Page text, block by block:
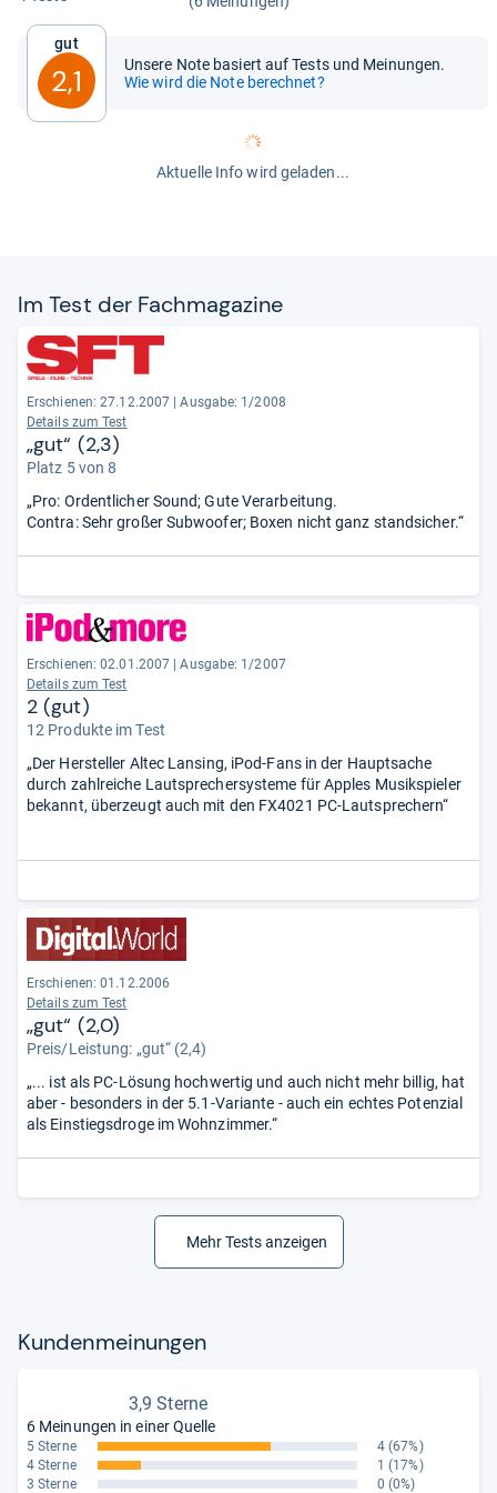
Gut
2,1
Unsere Note basiert auf Tests und Meinungen.
Wie wird die Note berechnet?
Aktuelle Info wird geladen...
Im Test der Fach­ma­ga­zine
Erschienen: 27.12.2007
Ausgabe: 1/2008
Details zum Test
„gut“ (2,3)
Platz 5 von 8
„Pro: Ordentlicher Sound; Gute Verarbeitung.
Contra: Sehr großer Subwoofer; Boxen nicht ganz standsicher.“
Erschienen: 02.01.2007
Ausgabe: 1/2007
Details zum Test
2 (gut)
12 Produkte im Test
„Der Hersteller Altec Lansing, iPod-Fans in der Hauptsache
durch zahlreiche Lautsprechersysteme für Apples Musikspieler
bekannt, überzeugt auch mit den FX4021 PC-Lautsprechern“
Erschienen: 01.12.2006
Details zum Test
„gut“ (2,0)
Preis/Leistung: „gut“ (2,4)
„... ist als PC-Lösung hochwertig und auch nicht mehr billig, hat
aber - besonders in der 5.1-Variante - auch ein echtes Potenzial
als Einstiegsdroge im Wohnzimmer.“
Mehr Tests anzeigen
Kun­den­mei­nun­gen
3,9 Sterne
6 Meinungen in einer Quelle
5 Sterne 4 (67%)
4 Sterne
1 (17%)
3 Sterne
0 (0%)